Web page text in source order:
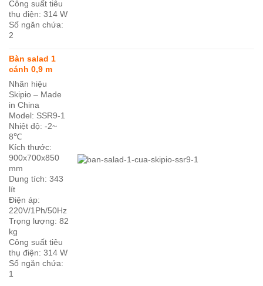
Công suất tiêu
thụ điện: 314 W
Số ngăn chứa:
2
Bàn salad 1
cánh 0,9 m
Nhãn hiệu
Skipio – Made
in China
Model: SSR9-1
Nhiệt độ: -2~
8℃
Kích thước:
900x700x850
mm
Dung tích: 343
lít
Điện áp:
220V/1Ph/50Hz
Trọng lượng: 82
kg
Công suất tiêu
thụ điện: 314 W
Số ngăn chứa:
1